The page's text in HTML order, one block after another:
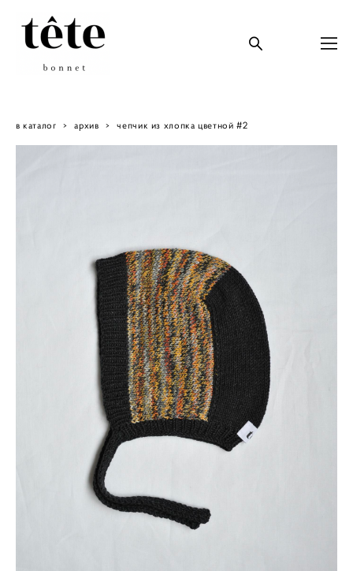
в каталог > архив > чепчик из хлопка цветной #2